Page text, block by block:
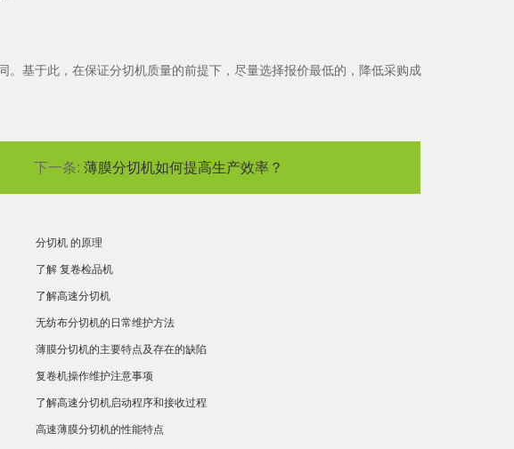
基于此，在保证分切机质量的前提下，尽量选择报价最低的，降低采购成
下一条:薄膜分切机如何提高生产效率？
分切机 的原理
了解 复卷检品机
了解高速分切机
无纺布分切机的日常维护方法
薄膜分切机的主要特点及存在的缺陷
复卷机操作维护注意事项
了解高速分切机启动程序和接收过程
高速薄膜分切机的性能特点